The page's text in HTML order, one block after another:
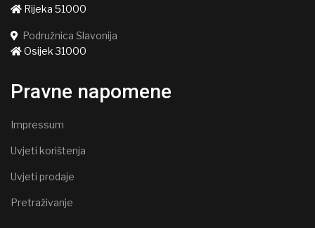
Rijeka 51000
Podružnica Slavonija
Osijek 31000
Pravne napomene
Impressum
Uvjeti korištenja
Uvjeti prodaje
Pretraživanje